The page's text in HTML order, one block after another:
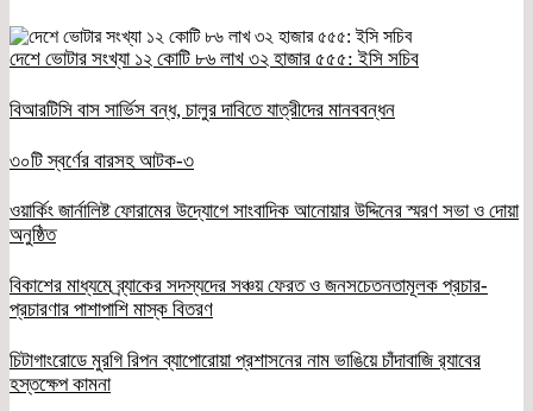
দেশে ভোটার সংখ্যা ১২ কোটি ৮৬ লাখ ৩২ হাজার ৫৫৫: ইসি সচিব
বিআরটিসি বাস সার্ভিস বন্ধ, চালুর দাবিতে যাত্রীদের মানববন্ধন
৩০টি স্বর্ণের বারসহ আটক-৩
ওয়ার্কিং জার্নালিষ্ট ফোরামের উদ্যোগে সাংবাদিক আনোয়ার উদ্দিনের স্মরণ সভা ও দোয়া
অনুষ্ঠিত
বিকাশের মাধ্যমে ব্র্যাকের সদস্যদের সঞ্চয় ফেরত ও জনসচেতনতামূলক প্রচার-
প্রচারণার পাশাপাশি মাস্ক বিতরণ
চিটাগাংরোডে মুরগি রিপন ব্যাপোরোয়া প্রশাসনের নাম ভাঙিয়ে চাঁদাবাজি র‌্যাবের
হস্তক্ষেপ কামনা